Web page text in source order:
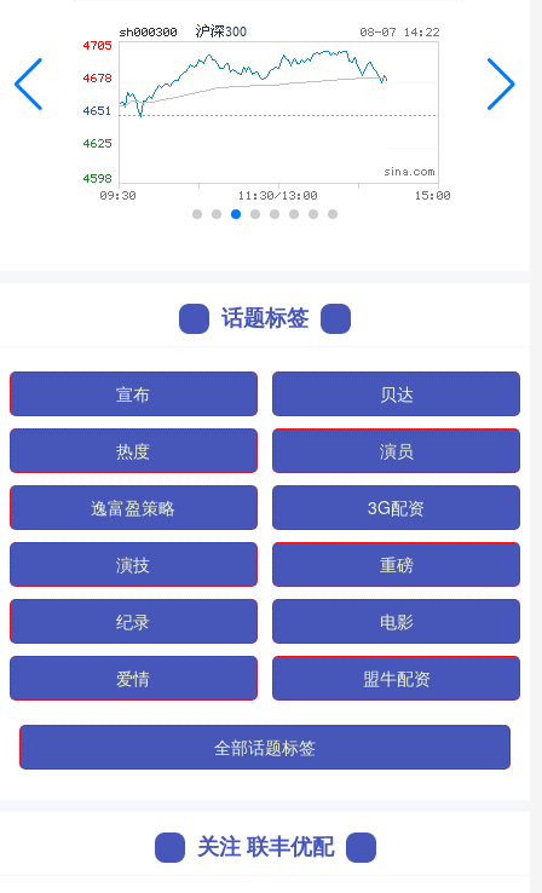
话题标签
宣布 贝达
热度 演员
逸富盈策略 3G配资
演技 重磅
纪录 电影
爱情 盟牛配资
全部话题标签
关注 联丰优配